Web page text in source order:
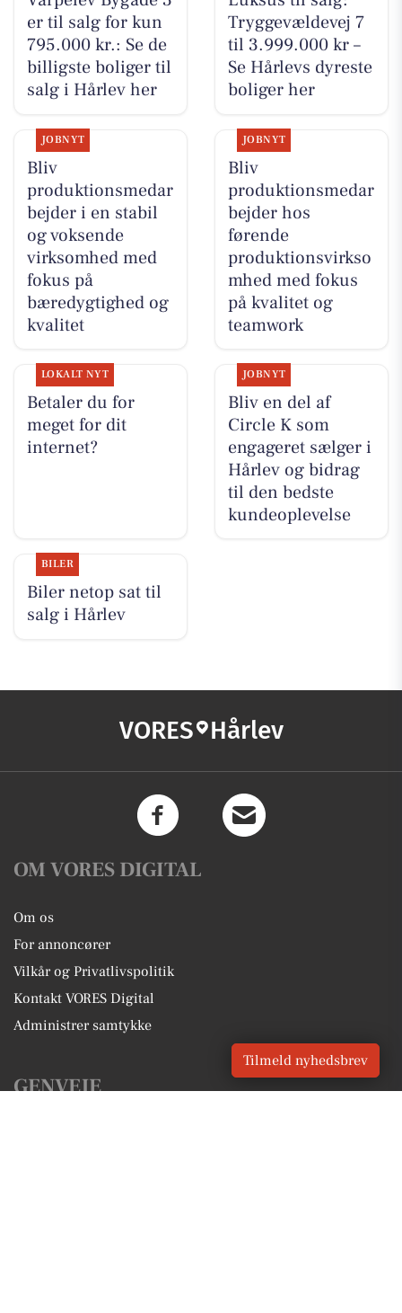
er til salg for kun
795.000 kr.: Se de
billigste boliger til
salg i Hårlev her
Tryggevældevej 7
til 3.999.000 kr –
Se Hårlevs dyreste
boliger her
JOBNYT
Bliv
produktionsmedar
bejder i en stabil
og voksende
virksomhed med
fokus på
bæredygtighed og
kvalitet
JOBNYT
Bliv
produktionsmedar
bejder hos
førende
produktionsvirkso
mhed med fokus
på kvalitet og
teamwork
LOKALT NYT
Betaler du for
meget for dit
internet?
JOBNYT
Bliv en del af
Circle K som
engageret sælger i
Hårlev og bidrag
til den bedste
kundeoplevelse
BILER
Biler netop sat til
salg i Hårlev
VORES Hårlev
OM VORES DIGITAL
Om os
For annoncører
Vilkår og Privatlivspolitik
Kontakt VORES Digital
Administrer samtykke
GENVEJE
Tilmeld nyhedsbrev